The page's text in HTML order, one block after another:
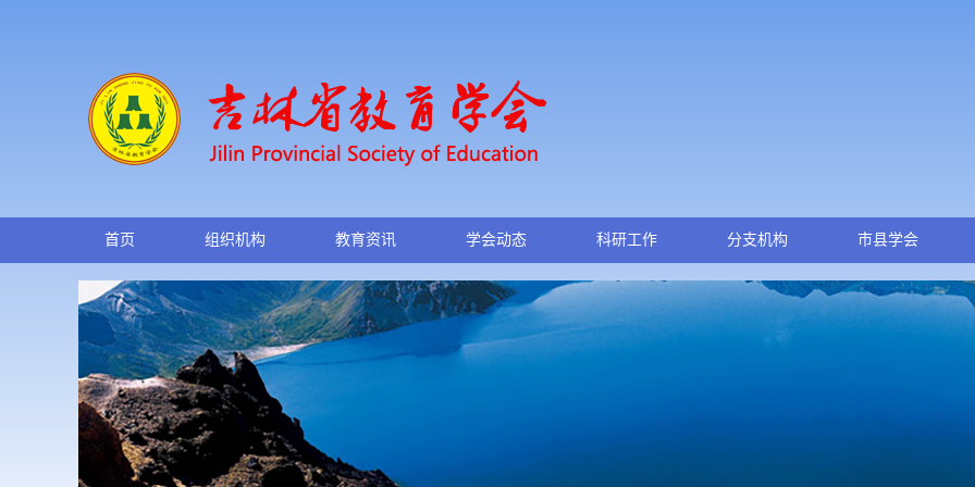
首页 组织机构 教育资讯 学会动态 科研工作 分支机构 市县学会